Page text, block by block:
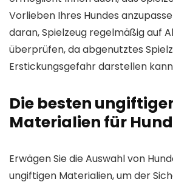
Vorlieben Ihres Hundes
daran, Spielzeug regelmäßig auf
überprüfen, da abgenutztes
Erstickungsgefahr darstellen
Die besten
Materialien für
Erwägen Sie die Auswahl von
ungiftigen Materialien, um der